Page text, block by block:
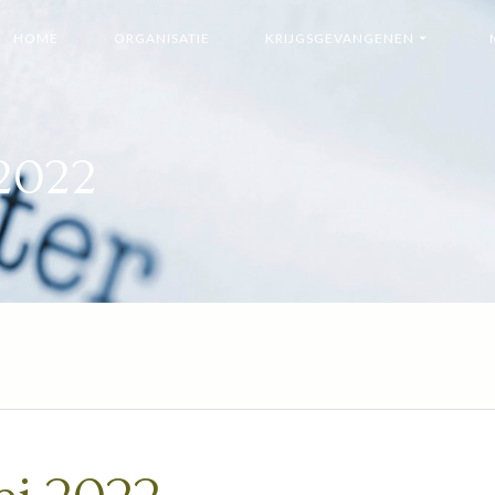
HOME ORGANISATIE KRIJGSGEVANGENEN